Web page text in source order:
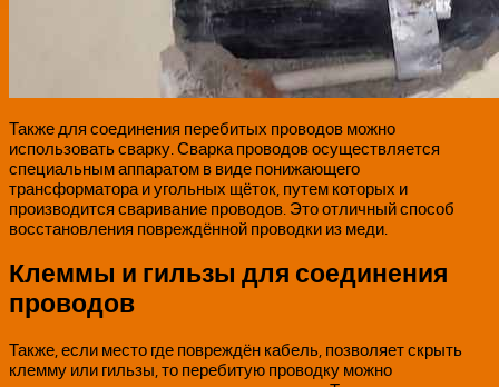
Также для соединения перебитых проводов можно
использовать сварку. Сварка проводов осуществляется
специальным аппаратом в виде понижающего
трансформатора и угольных щёток, путем которых и
производится сваривание проводов. Это отличный способ
восстановления повреждённой проводки из меди.
Клеммы и гильзы для соединения
проводов
Также, если место где повреждён кабель, позволяет скрыть
клемму или гильзы, то перебитую проводку можно